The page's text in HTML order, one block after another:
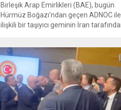
Birleşik Arap Emirlikleri (BAE), bugün
Hürmüz Boğazı’ndan geçen ADNOC ile
ilişkili bir taşıyıcı geminin İran
bildirirken saldırıyı kınadı ve Tahran’ı
korsanlıkla suçladı. WAM ajansının
aktardığı ilk açıklamada, ADNOC’a ait bir
geminin sabah saatlerinde hedef
belirtildi; ilerleyen dakikalarda ise